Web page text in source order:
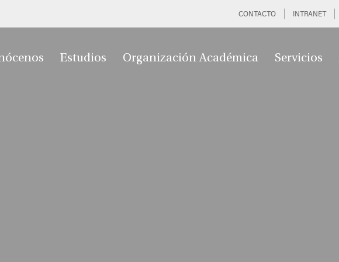
CONTACTO INTRANET
Estudios Organización Académica Servicios